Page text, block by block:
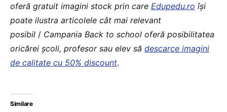
oferă gratuit imagini stock prin care Edupedu.ro îşi
poate ilustra articolele cât mai relevant
posibil / Campania Back to school oferă posibilitatea
oricărei școli, profesor sau elev să descarce imagini
de calitate cu 50% discount.
Similare